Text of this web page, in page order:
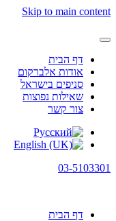
Skip to main content
דף הבית
אודות אלברקום
סניפים בישראל
שאילות נפוצות
צור קשר
03-5103301
דף הבית